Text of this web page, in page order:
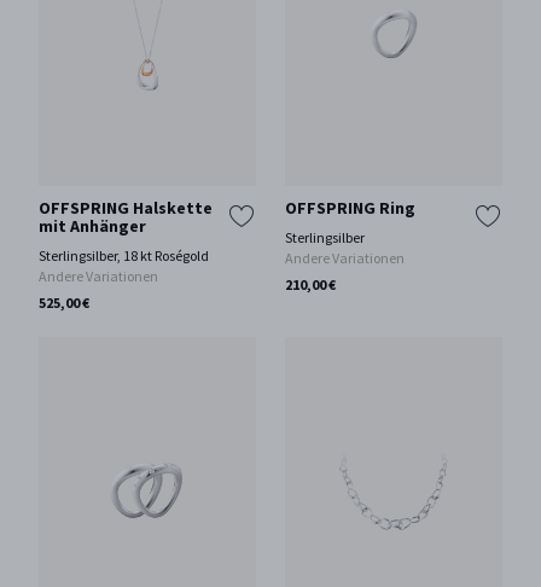
OFFSPRING Halskette
mit Anhänger
Sterlingsilber, 18 kt Roségold
Andere Variationen
525,00 €
OFFSPRING Ring
Sterlingsilber
Andere Variationen
210,00 €